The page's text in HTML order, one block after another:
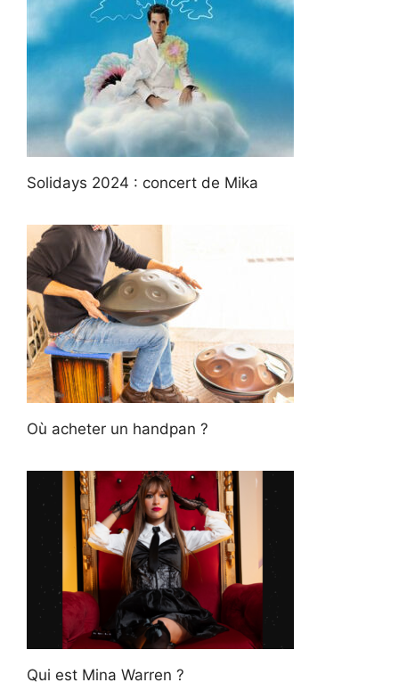
Solidays 2024 : concert de Mika
Où acheter un handpan ?
Qui est Mina Warren ?